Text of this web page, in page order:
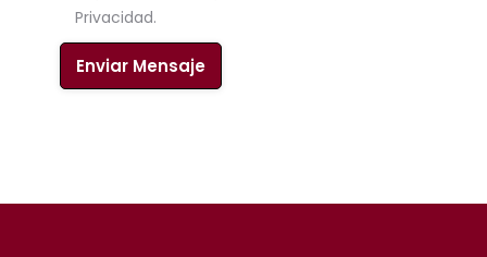
Privacidad.